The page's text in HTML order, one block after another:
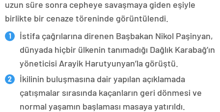
uzun süre sonra cepheye savaşmaya giden eşiyle
birlikte bir cenaze töreninde görüntülendi.
İstifa çağrılarına direnen Başbakan Nikol Paşinyan,
dünyada hiçbir ülkenin tanımadığı Dağlık Karabağ’ın
yöneticisi Arayik Harutyunyan’la görüştü.
İkilinin buluşmasına dair yapılan açıklamada
çatışmalar sırasında kaçanların geri dönmesi ve
normal yaşamın başlaması masaya yatırıldı.